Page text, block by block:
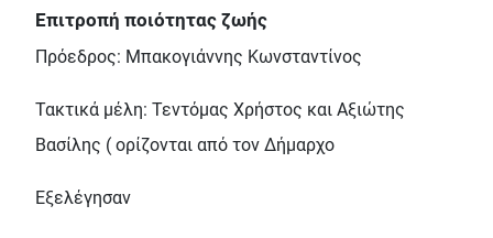
Επιτροπή ποιότητας ζωής
Πρόεδρος: Μπακογιάννης Κωνσταντίνος
Τακτικά μέλη: Τεντόμας Χρήστος και Αξιώτης
Βασίλης ( ορίζονται από τον Δήμαρχο
Εξελέγησαν